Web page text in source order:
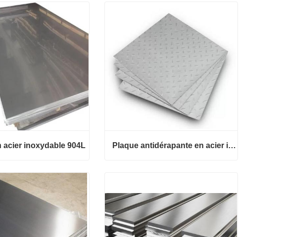
Tôle d’acier inox
Tôle d&#39;acier inoxydable 1.44
Contact maintenant
acier inoxydable 904L
inoxydable 904L
Plaque antidérapante en acier inoxydable
xydable
Contact maintenant